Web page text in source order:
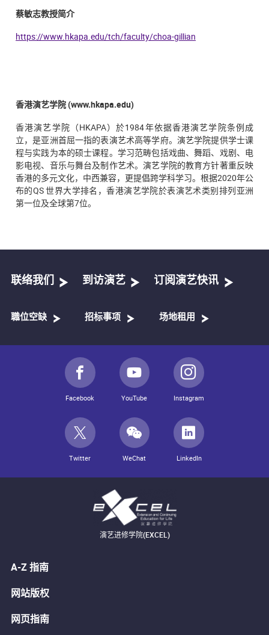
蔡敏志教授简介
https://www.hkapa.edu/tch/faculty/choa-gillian
香港演艺学院 (www.hkapa.edu)
香港演艺学院（HKAPA）於1984年依据香港演艺学院条例成
立，是亚洲首屈一指的表演艺术高等学府。演艺学院提供学士课
程与实践为本的硕士课程。学习范畴包括戏曲、舞蹈、戏剧、电
影电视、音乐与舞台及制作艺术。演艺学院的教育方针著重反映
香港的多元文化，中西兼容，更提倡跨学科学习。根据2020年公
布的QS 世界大学排名，香港演艺学院於表演艺术类别排列亚洲
第一位及全球第7位。
联络我们 到访演艺 订阅演艺快讯
職位空缺 招标事项 场地租用
Facebook YouTube Instagram
Twitter WeChat LinkedIn
演艺进修学院(EXCEL)
A-Z 指南
网站版权
网页指南